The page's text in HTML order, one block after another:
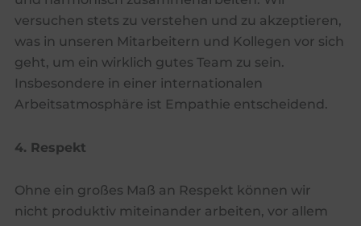
versuchen stets zu verstehen und zu akzeptieren,
was in unseren Mitarbeitern und Kollegen vor sich
geht, um ein wirklich gutes Team zu sein.
Insbesondere in einer internationalen
Arbeitsatmosphäre ist Empathie entscheidend.
4. Respekt
Ohne ein großes Maß an Respekt können wir
nicht produktiv miteinander arbeiten, vor allem